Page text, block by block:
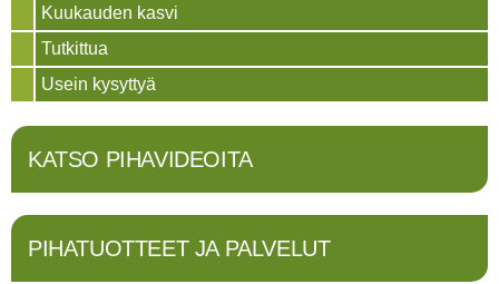
Kuukauden kasvi
Tutkittua
Usein kysyttyä
KATSO PIHAVIDEOITA
PIHATUOTTEET JA PALVELUT